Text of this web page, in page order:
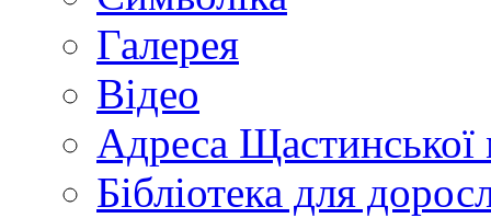
Галерея
Відео
Адреса Щастинської
Бібліотека для